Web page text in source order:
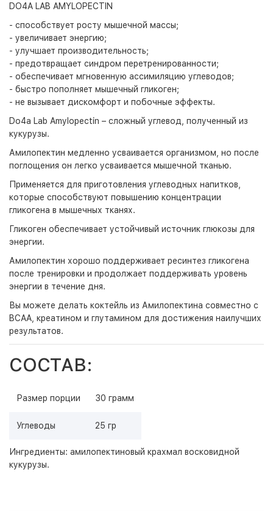
DO4A LAB AMYLOPECTIN
- способствует росту мышечной массы;
- увеличивает энергию;
- улучшает производительность;
- предотвращает синдром перетренированности;
- обеспечивает мгновенную ассимиляцию углеводов;
- быстро пополняет мышечный гликоген;
- не вызывает дискомфорт и побочные эффекты.
Do4a Lab Amylopectin – сложный углевод, полученный из
кукурузы.
Амилопектин медленно усваивается организмом, но после
поглощения он легко усваивается мышечной тканью.
Применяется для приготовления углеводных напитков,
которые способствуют повышению концентрации
гликогена в мышечных тканях.
Гликоген обеспечивает устойчивый источник глюкозы для
энергии.
Амилопектин хорошо поддерживает ресинтез гликогена
после тренировки и продолжает поддерживать уровень
энергии в течение дня.
Вы можете делать коктейль из Амилопектина совместно с
BCAA, креатином и глутамином для достижения наилучших
результатов.
СОСТАВ:
Размер порции 30 грамм
Углеводы 25 гр
Ингредиенты: амилопектиновый крахмал восковидной
кукурузы.